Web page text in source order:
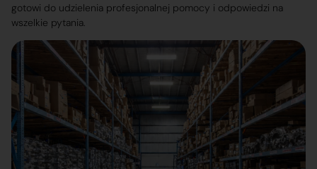
gotowi do udzielenia profesjonalnej pomocy i odpowiedzi na
wszelkie pytania.